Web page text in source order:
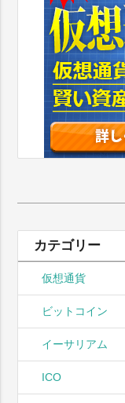
索:
カテゴリー
仮想通貨
ビットコイン
イーサリアム
ICO